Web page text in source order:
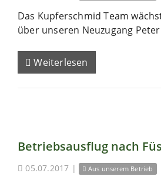
Das Kupferschmid Team
über unseren Neuzugang
Weiterlesen
Betriebsausflug nach
05.07.2017 | Aus unserem Betrieb